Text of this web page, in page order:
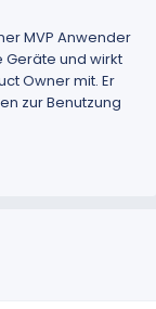
MVP Anwender
und wirkt
Owner mit. Er
zur Benutzung